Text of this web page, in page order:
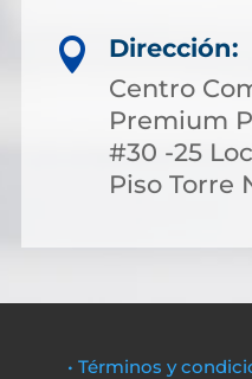

Dirección:
Centro
Premium
#30 -25
Piso Torre
• Términos y